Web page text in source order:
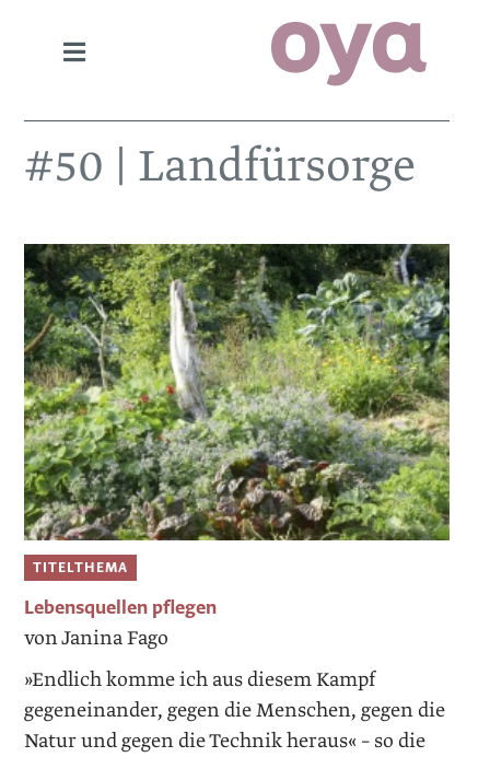
#50 | Landfürsorge
TITELTHEMA
Lebensquellen pflegen
von Janina Fago
»Endlich komme ich aus diesem Kampf
gegeneinander, gegen die Menschen, gegen die
Natur und gegen die Technik heraus« – so die